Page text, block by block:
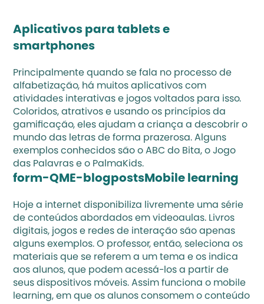
Aplicativos para tablets e
smartphones
Principalmente quando se fala no processo de
alfabetização, há muitos aplicativos com
atividades interativas e jogos voltados para isso.
Coloridos, atrativos e usando os princípios da
gamificação, eles ajudam a criança a descobrir o
mundo das letras de forma prazerosa. Alguns
exemplos conhecidos são o ABC do Bita, o Jogo
das Palavras e o PalmaKids.
form-QME-blogpostsMobile learning
Hoje a internet disponibiliza livremente uma série
de conteúdos abordados em videoaulas. Livros
digitais, jogos e redes de interação são apenas
alguns exemplos. O professor, então, seleciona os
materiais que se referem a um tema e os indica
aos alunos, que podem acessá-los a partir de
seus dispositivos móveis. Assim funciona o mobile
learning, em que os alunos consomem o conteúdo